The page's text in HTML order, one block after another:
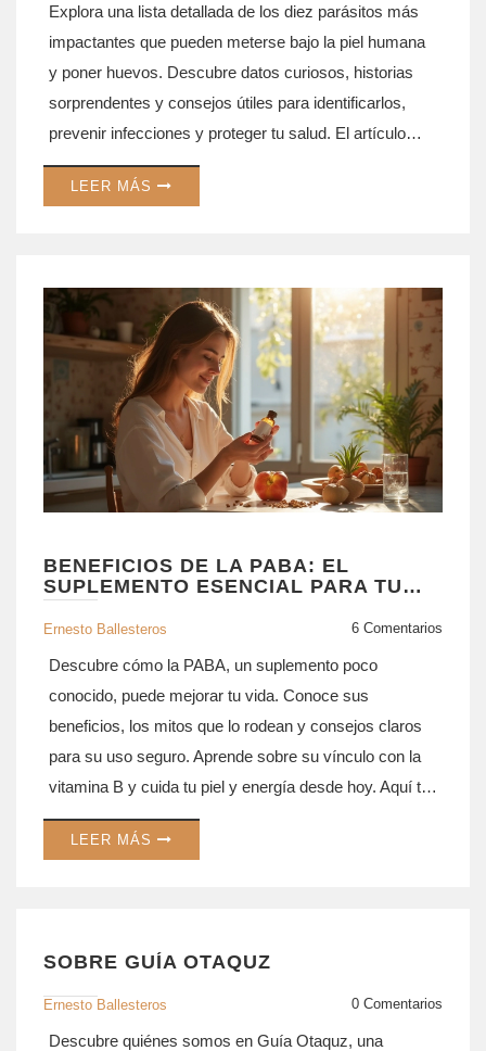
Explora una lista detallada de los diez parásitos más
impactantes que pueden meterse bajo la piel humana
y poner huevos. Descubre datos curiosos, historias
sorprendentes y consejos útiles para identificarlos,
prevenir infecciones y proteger tu salud. El artículo
explica cómo actúan estos organismos, dónde suelen
encontrarse y qué hacer si tienes contacto con ellos.
inquietante, contado de forma cercana y sin rodeos.
LEER MÁS
BENEFICIOS DE LA PABA: EL
SUPLEMENTO ESENCIAL PARA TU
SALUD Y BIENESTAR
Ernesto Ballesteros 6 Comentarios
Descubre cómo la PABA, un suplemento poco
conocido, puede mejorar tu vida. Conoce sus
beneficios, los mitos que lo rodean y consejos claros
para su uso seguro. Aprende sobre su vínculo con la
vitamina B y cuida tu piel y energía desde hoy. Aquí te
explico todo de forma sencilla y sin rodeos.
LEER MÁS
SOBRE GUÍA OTAQUZ
Ernesto Ballesteros 0 Comentarios
Descubre quiénes somos en Guía Otaquz, una